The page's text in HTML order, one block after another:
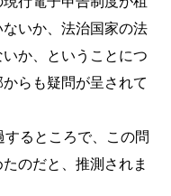
いか、法治国家の法
か、ということにつ
らも疑問が呈されて
るところで、この問
のだと、推測されま